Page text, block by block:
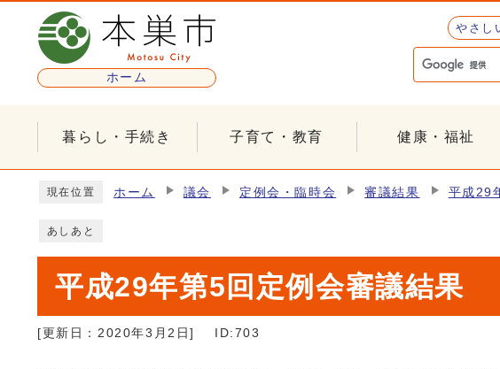
ページの先頭です
ホーム
やさし
暮らし・手続き 子育て・教育 健康・福祉
現在位置 ホーム 議会 定例会・臨時会 審議結果 平成29
あしあと
平成29年第5回定例会審議結果
[更新日： 2020年3月2日] ID:703